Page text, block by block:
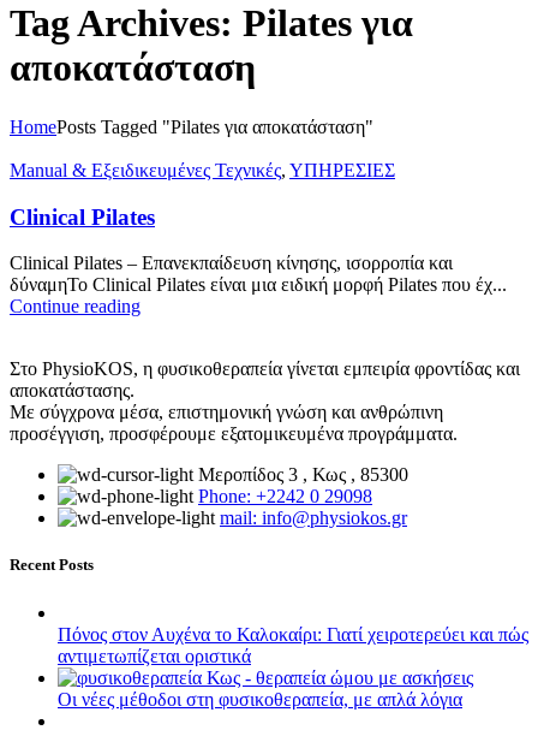
Tag Archives: Pilates για
αποκατάσταση
HomePosts Tagged "Pilates για αποκατάσταση"
Manual & Εξειδικευμένες Τεχνικές, ΥΠΗΡΕΣΙΕΣ
Clinical Pilates
Clinical Pilates – Επανεκπαίδευση κίνησης, ισορροπία και
δύναμηΤο Clinical Pilates είναι μια ειδική μορφή Pilates που έχ...
Continue reading
Στο PhysioKOS, η φυσικοθεραπεία γίνεται εμπειρία φροντίδας και
αποκατάστασης.
Με σύγχρονα μέσα, επιστημονική γνώση και ανθρώπινη
προσέγγιση, προσφέρουμε εξατομικευμένα προγράμματα.
Μεροπίδος 3 , Κως , 85300
Phone: +2242 0 29098
mail: info@physiokos.gr
Recent Posts
Πόνος στον Αυχένα το Καλοκαίρι: Γιατί χειροτερεύει και πώς
αντιμετωπίζεται οριστικά
Οι νέες μέθοδοι στη φυσικοθεραπεία, με απλά λόγια